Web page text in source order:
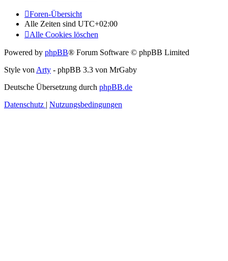
Foren-Übersicht
Alle Zeiten sind UTC+02:00
Alle Cookies löschen
Powered by phpBB® Forum Software © phpBB Limited
Style von Arty - phpBB 3.3 von MrGaby
Deutsche Übersetzung durch phpBB.de
Datenschutz | Nutzungsbedingungen